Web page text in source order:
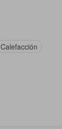
Calefacción